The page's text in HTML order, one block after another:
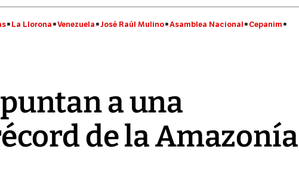
La Llorona Venezuela José Raúl Mulino Asamblea Nacional Cepanim
a una
de la Amazonía